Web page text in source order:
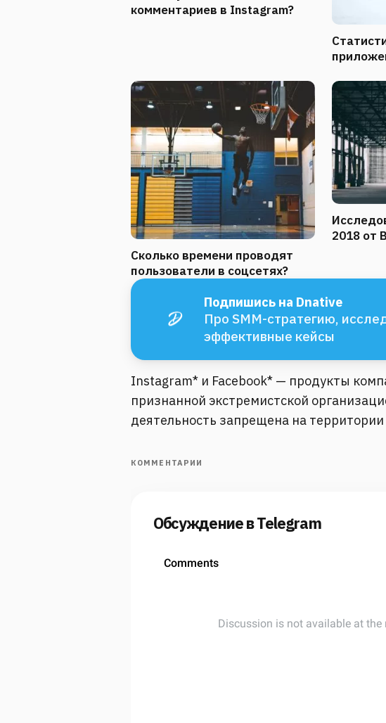
комментариев в Instagram?
Сколько времени проводят
пользователи в соцсетях?
2018 от
Подпишись на Dnative
Про SMM-стратегию,
эффективные кейсы
Instagram* и Facebook* — продукты
признанной экстремистской
деятельность запрещена на
КОММЕНТАРИИ
Обсуждение в Telegram